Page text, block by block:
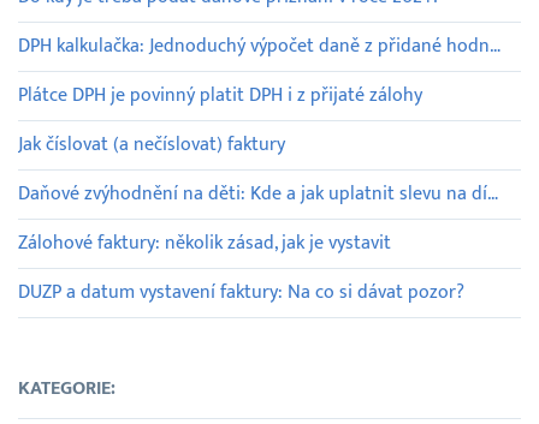
DPH kalkulačka: Jednoduchý výpočet daně z přidané hodnoty
Plátce DPH je povinný platit DPH i z přijaté zálohy
Jak číslovat (a nečíslovat) faktury
Daňové zvýhodnění na děti: Kde a jak uplatnit slevu na dítě
Zálohové faktury: několik zásad, jak je vystavit
DUZP a datum vystavení faktury: Na co si dávat pozor?
KATEGORIE: